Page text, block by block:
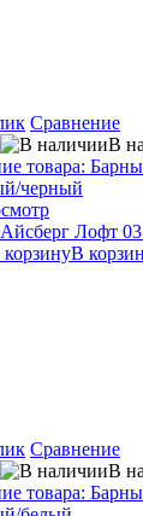
Сравнение
В
Лофт
В
Сравнение
В